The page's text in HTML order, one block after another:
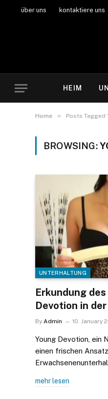
über uns kontaktiere uns
HEIM
Home » Posts Tagged
BROWSING:
UNTERHALTUNG
Erkundung
Devotion in
By Admin 10. January
Young Devotion, ein
einen frischen
mehr lesen